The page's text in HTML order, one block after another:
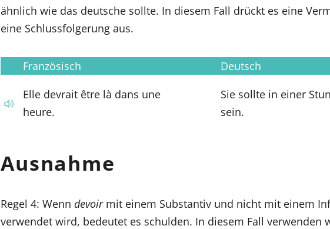
ähnlich wie das deutsche sollte. In diesem Fall drückt es eine
eine Schlussfolgerung aus.
Französisch
Deutsch
Elle devrait être là dans une
heure.
Sie sollte in einer
sein.
Ausnahme
Regel 4: Wenn devoirmit einem Substantiv und nicht mit einem
verwendet wird, bedeutet es schulden. In diesem Fall verwenden